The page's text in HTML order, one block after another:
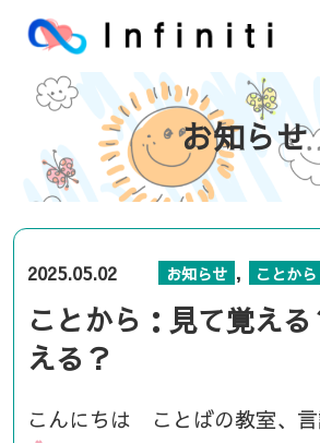
お知らせ
2025.05.02 お知らせ , ことから
ことから：見て覚え
える？
こんにちは ことばの教室、